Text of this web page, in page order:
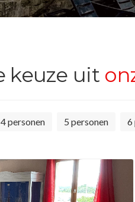
keuze uit
4 personen 5 personen 6